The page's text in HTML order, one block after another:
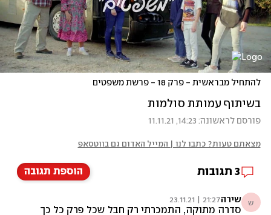
להתחיל מבראשית - פרק 18 - פרשת משפטים
בשיתוף עמותת סולמות
פורסם לראשונה: 14:23, 11.11.21
מצאתם טעות? כתבו לנו | המייל האדום גם בווטסאפ
הוספת תגובה 3 תגובות
ש שירה21:27 | 23.11.21
סדרה מתוקה, התמכרתי רק חבל שכל פרק כל כך